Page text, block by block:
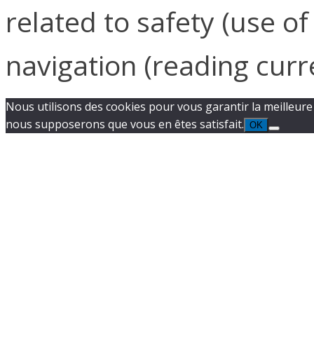
related to safety (use
navigation (reading
Nous utilisons des cookies pour vous garantir la
nous supposerons que vous en êtes satisfait. OK